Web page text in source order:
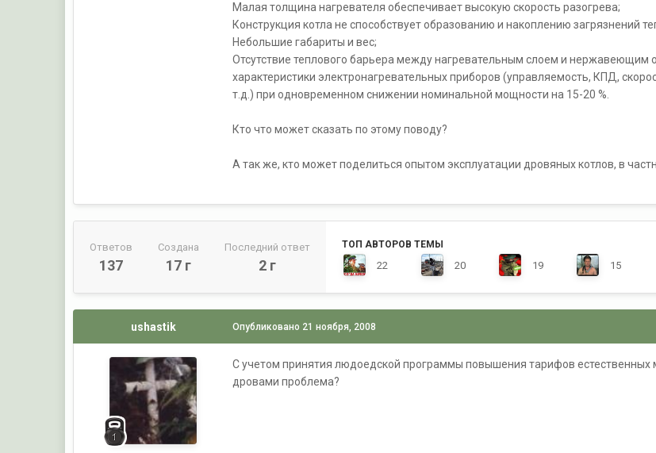
Малая толщина нагревателя обеспечивает высокую скорость разогрева;
Конструкция котла не способствует образованию и накоплению загрязнений
Небольшие габариты и вес;
Отсутствие теплового барьера между нагревательным слоем и нержавеющим
характеристики электронагревательных приборов (управляемость, КПД,
т.д.) при одновременном снижении номинальной мощности на 15-20 %.
Кто что может сказать по этому поводу?
А так же, кто может поделиться опытом эксплуатации дровяных котлов, в
Ответов
137
Создана
17 г
Последний ответ
2 г
ТОП АВТОРОВ ТЕМЫ
22 20 19 15
ushastik Опубликовано 21 ноября, 2008
С учетом принятия людоедской программы повышения тарифов естественных
дровами проблема?